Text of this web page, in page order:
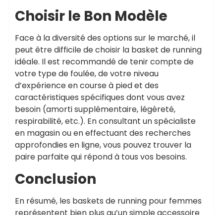
Choisir le Bon Modèle
Face à la diversité des options sur le marché, il
peut être difficile de choisir la basket de running
idéale. Il est recommandé de tenir compte de
votre type de foulée, de votre niveau
d’expérience en course à pied et des
caractéristiques spécifiques dont vous avez
besoin (amorti supplémentaire, légèreté,
respirabilité, etc.). En consultant un spécialiste
en magasin ou en effectuant des recherches
approfondies en ligne, vous pouvez trouver la
paire parfaite qui répond à tous vos besoins.
Conclusion
En résumé, les baskets de running pour femmes